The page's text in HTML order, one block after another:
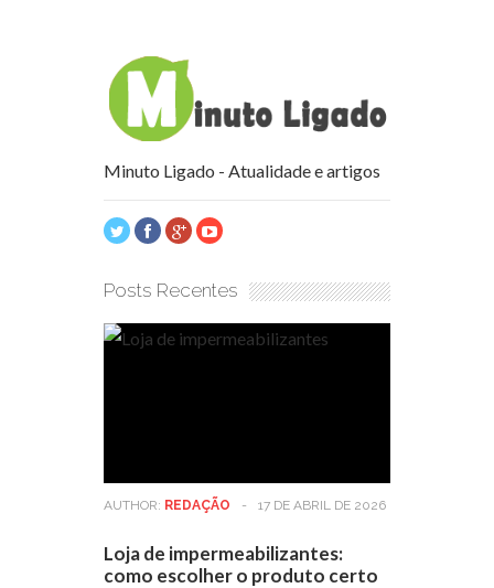
Minuto Ligado - Atualidade e artigos
Posts Recentes
AUTHOR: REDAÇÃO - 17 DE ABRIL DE 2026
Loja de impermeabilizantes:
como escolher o produto certo